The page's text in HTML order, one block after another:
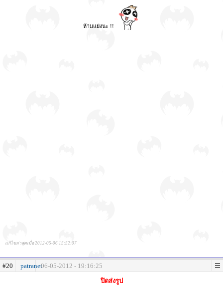
ห้ามแย่งนะ !!
แก้ไขล่าสุดเมื่อ 2012-05-06 15:52:07
#20 patranet06-05-2012 - 19:16:25
ปิดส่งรูป